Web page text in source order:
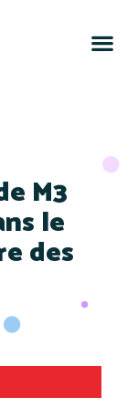
M3
le
des